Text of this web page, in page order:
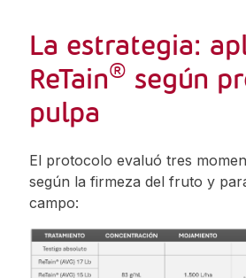
La estrategia:
ReTain® según
pulpa
El protocolo evaluó tres
según la firmeza del fruto y
campo: